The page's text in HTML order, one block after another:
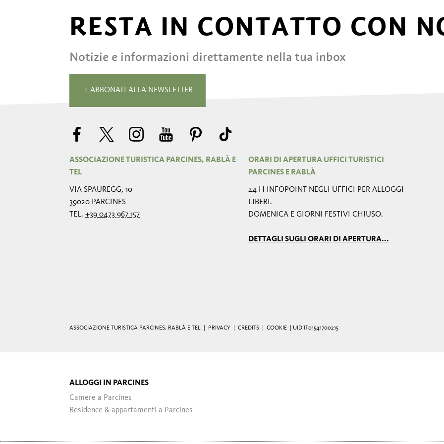
RESTA IN CONTATTO CON
Notizie e informazioni direttamente nella tua inbox
ABBONATI ALLA NEWSLETTER
ASSOCIAZIONE TURISTICA PARCINES, RABLÀ E
TEL
VIA SPAUREGG, 10
39020 PARCINES
TEL. +39 0473 967 157
ORARI DI APERTURA UFFICI TURISTICI
PARCINES E RABLÀ
24 H INFOPOINT NEGLI UFFICI PER ALLOGGI
LIBERI.
DOMENICA E GIORNI FESTIVI CHIUSO.
DETTAGLI SUGLI ORARI DI APERTURA...
ASSOCIAZIONE TURISTICA PARCINES, RABLÀ E TEL | PRIVACY CREDITS COOKIE | UID IT01541700215
ALLOGGI IN PARCINES
Camere a Parcines
Residence & appartamenti a Parcines